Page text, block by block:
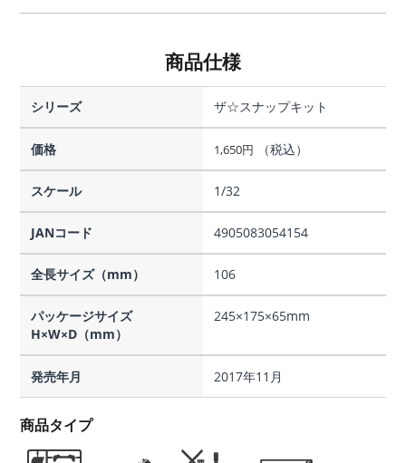
商品仕様
シリーズ ザ☆スナップキット
価格 1,650円 （税込）
スケール 1/32
JANコード 4905083054154
全長サイズ（mm） 106
パッケージサイズ
H×W×D（mm）
245×175×65mm
発売年月 2017年11月
商品タイプ